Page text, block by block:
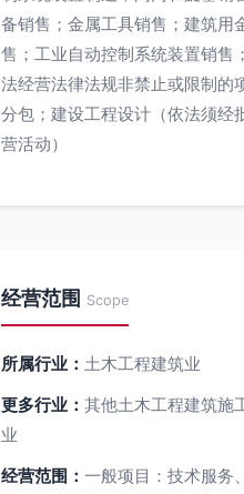
备销售；金属工具销售；建筑用
售；工业自动控制系统装置销售
法经营法律法规非禁止或限制的
分包；建设工程设计（依法须经
营活动）
经营范围 Scope
所属行业： 土木工程建筑业
更多行业： 其他土木工程建筑施
业
经营范围： 一般项目：技术服务